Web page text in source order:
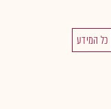
כל המידע